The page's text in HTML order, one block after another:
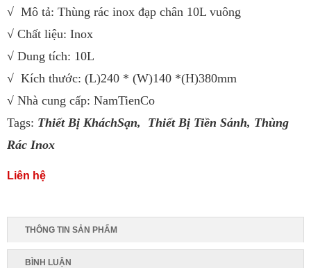
√ Mô tả: Thùng rác inox đạp chân 10L vuông
√ Chất liệu: Inox
√ Dung tích: 10L
√ Kích thước: (L)240 * (W)140 *(H)380mm
√ Nhà cung cấp: NamTienCo
Tags: Thiết Bị KháchSạn, Thiết Bị Tiền Sảnh, Thùng
Rác Inox
Liên hệ
THÔNG TIN SẢN PHẨM
BÌNH LUẬN